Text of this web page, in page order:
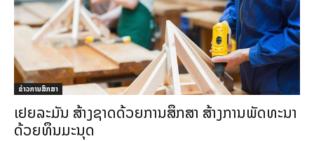
ຂ່າວການສຶກສາ
ເຢຍລະມັນ‬ ສ້າງຊາດດ້ວຍການສຶກສາ ສ້າງການພັດທະນາ
ດ້ວຍທຶນມະນຸດ